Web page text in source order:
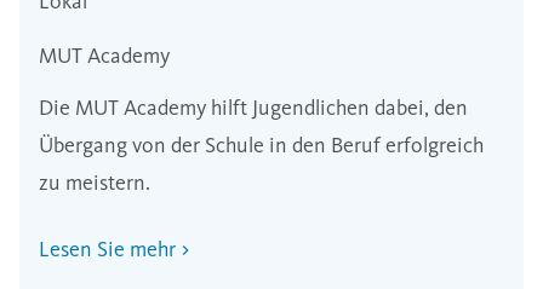
MUT Academy
Die MUT Academy hilft Jugendlichen dabei, den
Übergang von der Schule in den Beruf erfolgreich
zu meistern.
Lesen Sie mehr